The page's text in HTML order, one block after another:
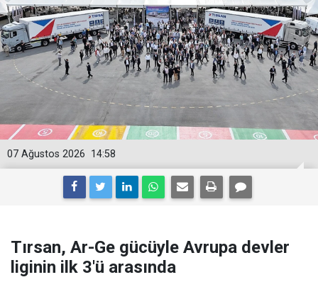
14:58
07 Ağustos 2026
Tırsan, Ar-Ge gücüyle Avrupa devler
liginin ilk 3'ü arasında